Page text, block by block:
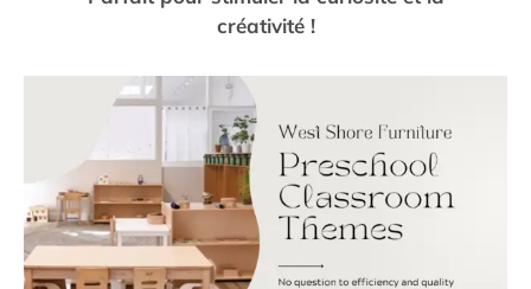
créativité !